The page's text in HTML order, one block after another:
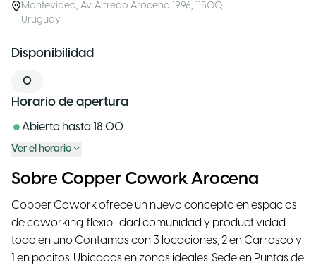
Montevideo, Av. Alfredo Arocena 1996, 11500,
Uruguay
Disponibilidad
0
Horario de apertura
Abierto hasta 18:00
Ver el horario
Sobre Copper Cowork Arocena
Copper Cowork ofrece un nuevo concepto en espacios
de coworking. flexibilidad comunidad y productividad
todo en uno Contamos con 3 locaciones, 2 en Carrasco y
1 en pocitos. Ubicadas en zonas ideales. Sede en Puntas de